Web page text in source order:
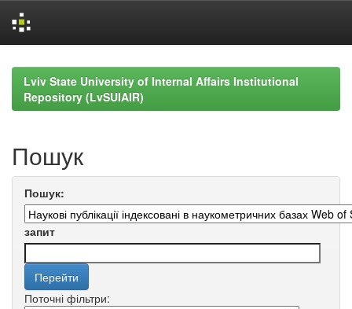
navigationLviv State University of Internal Affairs Institutional
Repository (LvSUIAIR)
Пошук
Пошук:
запит
Поточні фільтри: